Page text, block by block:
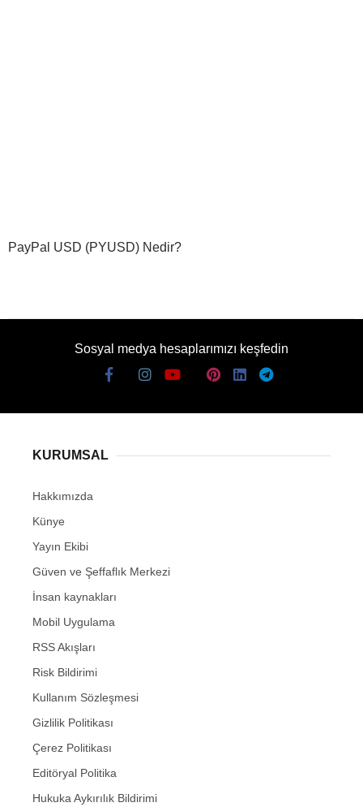
PayPal USD (PYUSD) Nedir?
Sosyal medya hesaplarımızı keşfedin
KURUMSAL
Hakkımızda
Künye
Yayın Ekibi
Güven ve Şeffaflık Merkezi
İnsan kaynakları
Mobil Uygulama
RSS Akışları
Risk Bildirimi
Kullanım Sözleşmesi
Gizlilik Politikası
Çerez Politikası
Editöryal Politika
Hukuka Aykırılık Bildirimi